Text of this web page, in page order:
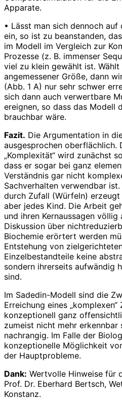
Apparate.
• Lässt man sich dennoch
ein, so ist zu beanstanden,
im Modell im Vergleich zur
Prozesse (z. B. immenser
viel zu klein gewählt ist.
angemessener Größe, dann
(Abb. 1 A) nur sehr schwer
sich dann auch verwertbare
ereignen, so dass das Modell
brauchbar wäre.
Fazit. Die Argumentation in
ausgesprochen oberflächlich.
„Komplexität“ wird zunächst
dass er sogar bei ganz
Verständnis gar nicht
Sachverhalten verwendbar
durch Zufall (Würfeln)
aber jedes Kind. Die Arbeit
und ihren Kernaussagen
Diskussion über
Biochemie erörtert werden
Entstehung von
Einzelbestandteile keine
sondern ihrerseits aufwändig
sind.
Im Sadedin-Modell sind die
Erreichung eines „komplexen“
konzeptionell ganz
zumeist nicht mehr erkennbar
nachrangig. Im Falle der
konzeptionelle Möglichkeit
der Hauptprobleme.
Dank: Wertvolle Hinweise für
Prof. Dr. Eberhard Bertsch,
Konstanz.